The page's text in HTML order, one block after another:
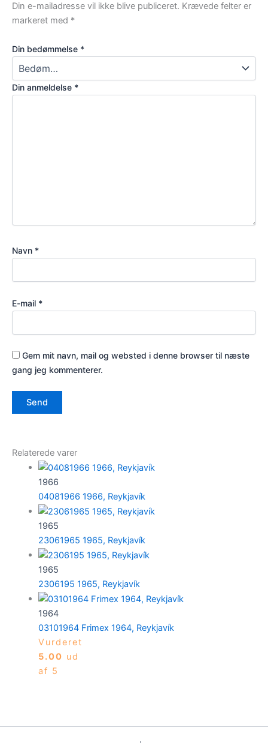
Din e-mailadresse vil ikke blive publiceret. Krævede felter er
markeret med *
Din bedømmelse *
Din anmeldelse *
Navn *
E-mail *
Gem mit navn, mail og websted i denne browser til næste
gang jeg kommenterer.
Relaterede varer
1966
04081966 1966, Reykjavík
1965
23061965 1965, Reykjavík
1965
2306195 1965, Reykjavík
1964
03101964 Frimex 1964, Reykjavík
Vurderet
5.00 ud
af 5